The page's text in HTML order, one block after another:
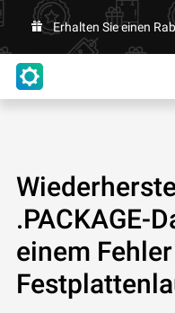
Erhalten Sie einen
.PACKAGE-
einem